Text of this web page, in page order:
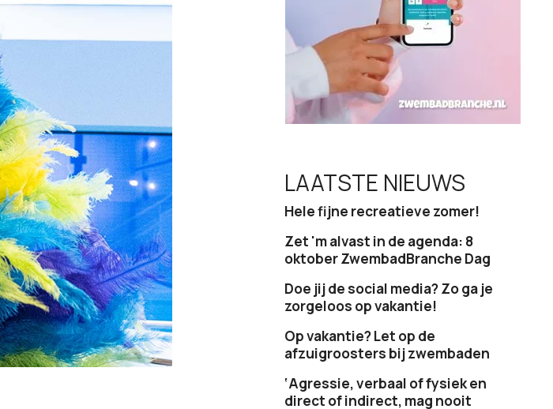
LAATSTE NIEUWS
Hele fijne recreatieve zomer!
Zet 'm alvast in de agenda: 8
oktober ZwembadBranche Dag
Doe jij de social media? Zo ga je
zorgeloos op vakantie!
Op vakantie? Let op de
afzuigroosters bij zwembaden
‘Agressie, verbaal of fysiek en
direct of indirect, mag nooit